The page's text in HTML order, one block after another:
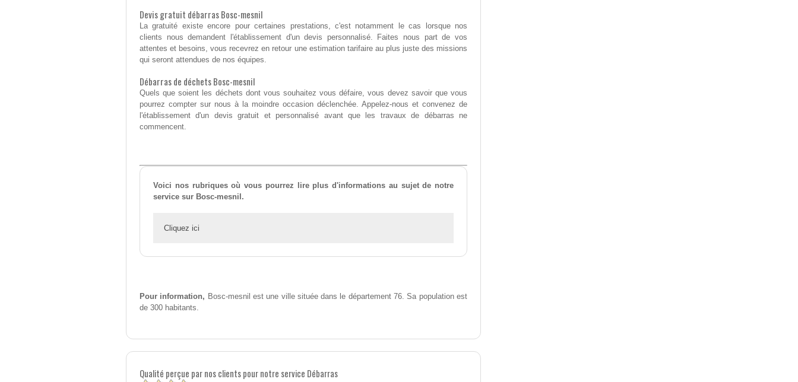
Devis gratuit débarras Bosc-mesnil
La gratuité existe encore pour certaines prestations, c'est notamment le cas lorsque nos
clients nous demandent l'établissement d'un devis personnalisé. Faites nous part de vos
attentes et besoins, vous recevrez en retour une estimation tarifaire au plus juste des missions
qui seront attendues de nos équipes.
Débarras de déchets Bosc-mesnil
Quels que soient les déchets dont vous souhaitez vous défaire, vous devez savoir que vous
pourrez compter sur nous à la moindre occasion déclenchée. Appelez-nous et convenez de
l'établissement d'un devis gratuit et personnalisé avant que les travaux de débarras ne
commencent.
Voici nos rubriques où vous pourrez lire plus d'informations au sujet de notre
service sur Bosc-mesnil.
Cliquez ici
Pour information, Bosc-mesnil est une ville située dans le département 76. Sa population est
de 300 habitants.
Qualité perçue par nos clients pour notre service Débarras